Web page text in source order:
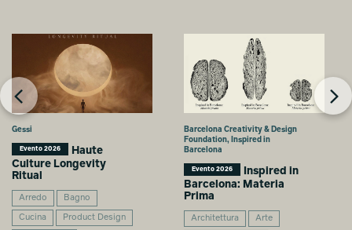
Gessi
Evento 2026
Haute
Culture Longevity
Ritual
Arredo Bagno
Cucina Product Design
Barcelona Creativity & Design
Foundation, Inspired in
Barcelona
Evento 2026
Inspired in
Barcelona: Materia
Prima
Architettura Arte